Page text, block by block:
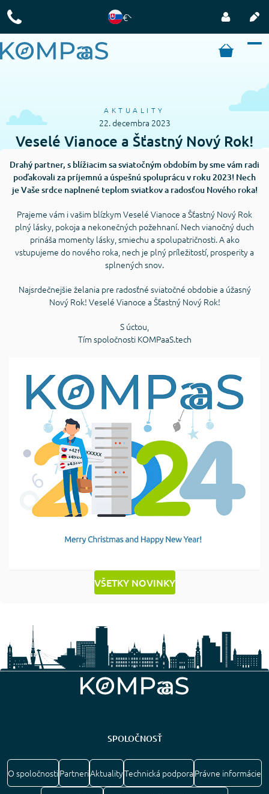
€
AKTUALITY
22. decembra 2023
Veselé Vianoce a Šťastný Nový Rok!
Drahý partner, s blížiacim sa sviatočným obdobím by sme vám radi
poďakovali za príjemnú a úspešnú spoluprácu v roku 2023! Nech
je Vaše srdce naplnené teplom sviatkov a radosťou Nového roka!
Prajeme vám i vašim blízkym Veselé Vianoce a Šťastný Nový Rok
plný lásky, pokoja a nekonečných požehnaní. Nech vianočný duch
prináša momenty lásky, smiechu a spolupatričnosti. A ako
vstupujeme do nového roka, nech je plný príležitostí, prosperity a
splnených snov.
Najsrdečnejšie želania pre radosťné sviatočné obdobie a úžasný
Nový Rok! Veselé Vianoce a Šťastný Nový Rok!
S úctou,
Tím spoločnosti KOMPaaS.tech
VŠETKY NOVINKY
SPOLOČNOSŤ
O spoločnostiPartneriAktualityTechnická podpora Právne informácie